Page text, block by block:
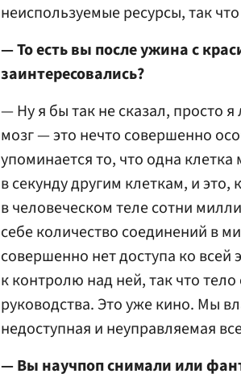
неиспользуемые ресурсы, так
— То есть вы после ужина с
заинтересовались?
— Ну я бы так не сказал, просто
мозг — это нечто совершенно
упоминается то, что одна
в секунду другим клеткам, и
в человеческом теле сотни
себе количество соединений в
совершенно нет доступа ко
к контролю над ней, так что
руководства. Это уже кино. Мы
недоступная и неуправляемая
— Вы научпоп снимали или